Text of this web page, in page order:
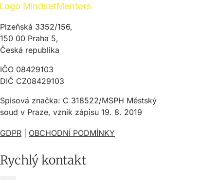
Plzeňská 3352/156,
150 00 Praha 5,
Česká republika
IČO 08429103
DIČ CZ08429103
Spisová značka: C 318522/MSPH Městský
soud v Praze, vznik zápisu 19. 8. 2019
GDPR OBCHODNÍ PODMÍNKY
Rychlý kontakt